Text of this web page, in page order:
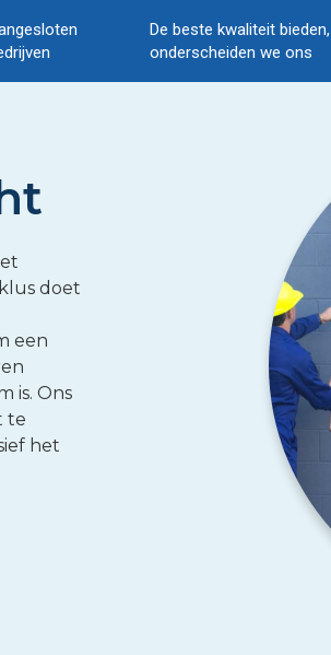
De beste kwaliteit
onderscheiden we ons
doet
een
is. Ons
te
het